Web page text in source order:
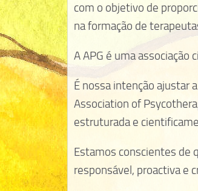
com o objetivo de
na formação de
A APG é uma
É nossa intenção ajustar
Association of
estruturada e
Estamos conscientes de
responsável, proactiva e